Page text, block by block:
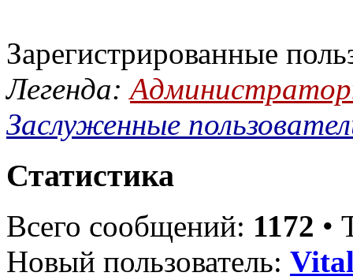
Зарегистрированные
Легенда:
Заслуженные
Статистика
Всего сообщений: 1172 •
Новый пользователь: